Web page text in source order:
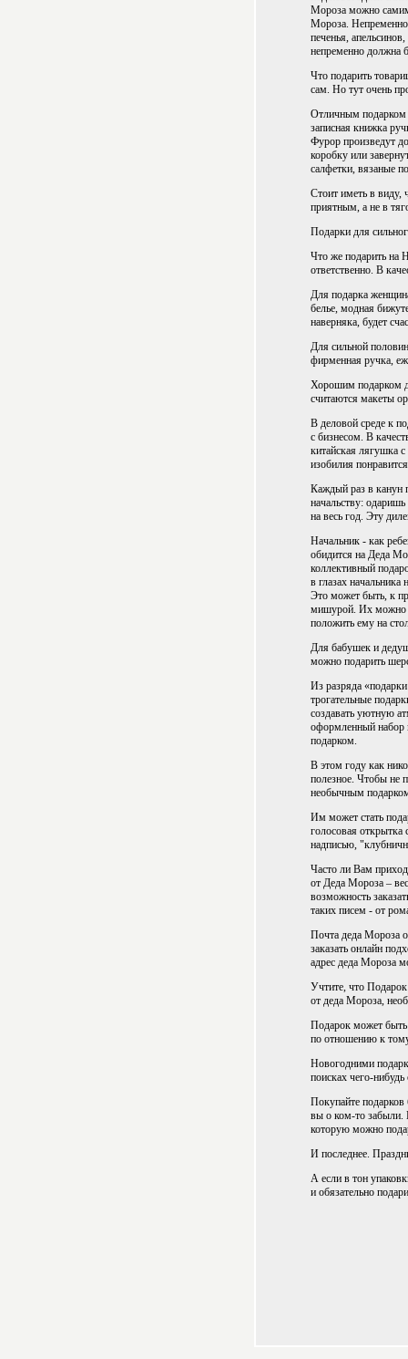
Мороза можно
Мороза. Непременно
печенья,
непременно должна
Что подарить
сам. Но тут очень
Отличным подарком
записная книжка
Фурор произведут
коробку или
салфетки, вязаные
Стоит иметь в виду,
приятным, а не в
Подарки для
Что же подарить на
ответственно. В
Для подарка
белье, модная
наверняка, будет
Для сильной
фирменная ручка,
Хорошим подарком
считаются макеты
В деловой среде к
с бизнесом. В
китайская лягушка
изобилия
Каждый раз в канун
начальству:
на весь год. Эту
Начальник - как
обидится на Деда
коллективный
в глазах
Это может быть, к
мишурой. Их можно
положить ему на
Для бабушек и
можно подарить
Из разряда
трогательные
создавать уютную
оформленный набор
подарком.
В этом году как
полезное. Чтобы не
необычным
Им может стать
голосовая
надписью,
Часто ли Вам
от Деда Мороза –
возможность
таких писем - от
Почта деда Мороза
заказать онлайн
адрес деда Мороза
Учтите, что Подарок
от деда Мороза,
Подарок может быть
по отношению к
Новогодними
поисках чего-нибудь
Покупайте подарков
вы о ком-то забыли.
которую можно
И последнее.
А если в тон
и обязательно